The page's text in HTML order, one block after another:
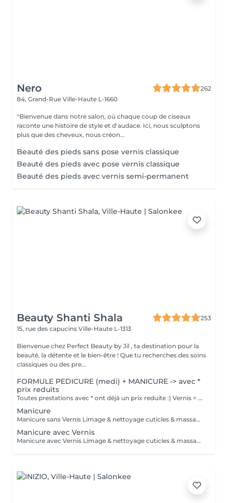
Nero
262
84, Grand-Rue Ville-Haute L-1660
"Bienvenue dans notre salon, où chaque coup de ciseaux
raconte une histoire de style et d'audace. Ici, nous sculptons
plus que des cheveux, nous créon...
Beauté des pieds sans pose vernis classique
Beauté des pieds avec pose vernis classique
Beauté des pieds avec vernis semi-permanent
Beauty Shanti Shala
253
15, rue des capucins Ville-Haute L-1313
Bienvenue chez Perfect Beauty by Jil , ta destination pour la
beauté, la détente et le bien-être ! Que tu recherches des soins
classiques ou des pre...
FORMULE PEDICURE (medi) + MANICURE -> avec *
prix reduits
Toutes prestations avec * ont déjà un prix reduite :) Vernis = Couleur normal qu'on sait retirer soi-même avec du disslovant. Prend 30min pour sècher et tient 2-4 jours sur les mains et 1 mois sur les pieds. Semi = Se fait secher sous la lampe LED et se fait retirer par l'esthéticienne de préférence (y compris dans le prix). Il tient 3 semaines sur les mains et 4-5 semaines sur les pieds. Il sera seche immédiatement. Peut abîmer les ongles si c'est fait trop souvent, sans pause.
Manicure
Manicure sans Vernis Limage & nettoyage cuticles & massage mains
Manicure avec Vernis
Manicure avec Vernis Limage & nettoyage cuticles & massage mains Vernis = Couleur normal qu'on sait retirer soi-même avec du disslovant. Prend 30min pour sècher et tient 2-4 jours sur les mains et 1 mois sur les pieds. Semi = Se fait secher sous la lampe LED et se fait retirer par l'esthéticienne de préférence (y compris dans le prix chez PB ). Il tient 3 semaines sur les mains et 4-5 semaines sur les pieds. Il sera seche immédiatement. Peut abîmer les ongles si c'est fait trop souvent, sans pause.